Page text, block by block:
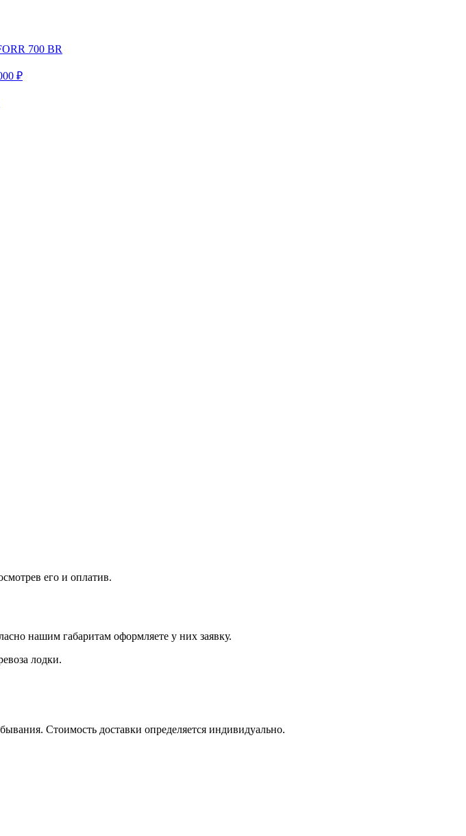
₽
его и оплатив.
нашим габаритам оформляете у них заявку.
лодки.
Стоимость доставки определяется индивидуально.